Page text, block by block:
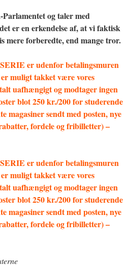
og taler med
er en erkendelse af, at vi faktisk
mere forberedte, end mange tror.
er udenfor betalingsmuren
muligt takket være vores
uafhængigt og modtager ingen
blot 250 kr./200 for studerende
magasiner sendt med posten, nye
fordele og fribilletter) –
er udenfor betalingsmuren
muligt takket være vores
uafhængigt og modtager ingen
blot 250 kr./200 for studerende
magasiner sendt med posten, nye
fordele og fribilletter) –